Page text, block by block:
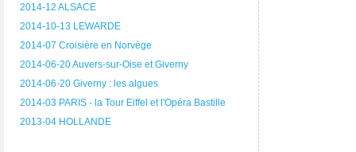
2014-12 ALSACE
2014-10-13 LEWARDE
2014-07 Croisière en Norvège
2014-06-20 Auvers-sur-Oise et Giverny
2014-06-20 Giverny : les algues
2014-03 PARIS - la Tour Eiffel et l'Opéra Bastille
2013-04 HOLLANDE